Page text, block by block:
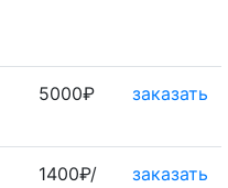
5000₽ заказать
1400₽/
заказать